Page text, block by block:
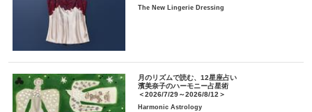
The New Lingerie Dressing
月のリズムで読む、12星座占い
濱美奈子のハーモニー占星術
＜2026/7/29～2026/8/12＞
Harmonic Astrology